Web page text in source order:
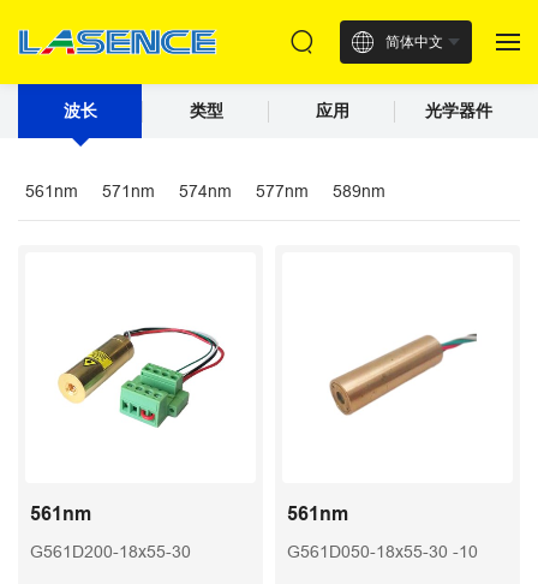
简体中文
波长 类型 应用 光学器件
561nm 571nm 574nm 577nm 589nm
561nm
G561D200-18x55-30
561nm
G561D050-18x55-30 -10